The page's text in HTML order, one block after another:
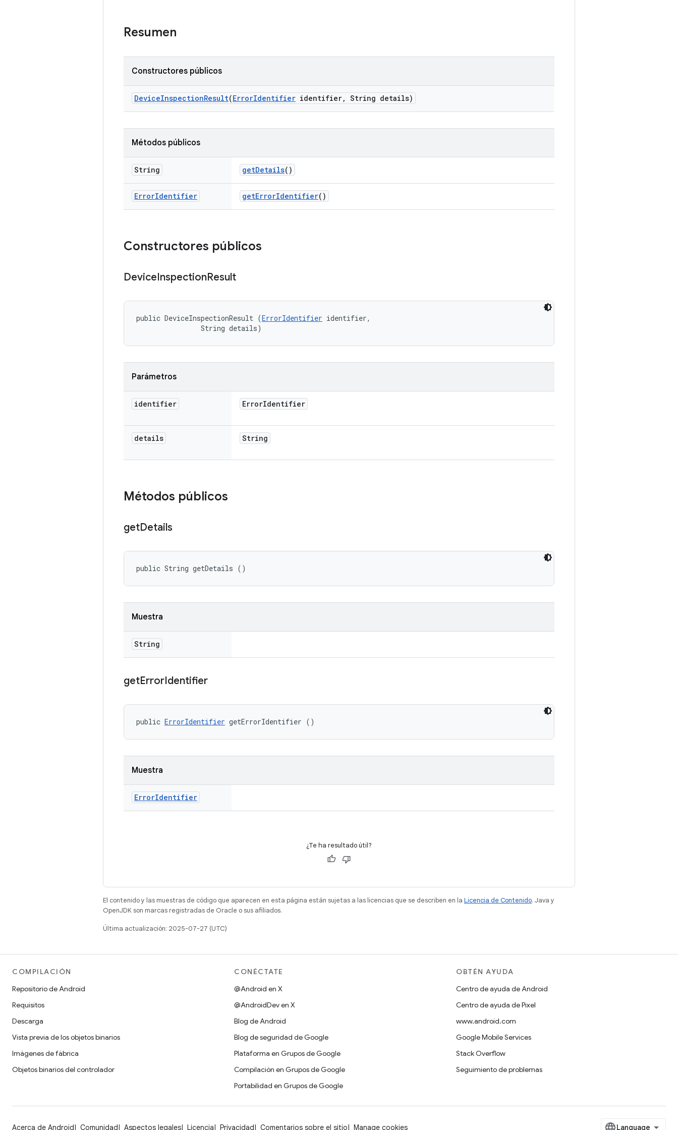
Resumen
Constructores públicos
DeviceInspectionResult(ErrorIdentifier identifier, String details)
Métodos públicos
String getDetails()
ErrorIdentifier getErrorIdentifier()
Constructores públicos
DeviceInspectionResult
public DeviceInspectionResult (ErrorIdentifier identifier,
                String details)
Parámetros
identifier ErrorIdentifier
details String
Métodos públicos
getDetails
public String getDetails ()
Muestra
String
getErrorIdentifier
public ErrorIdentifier getErrorIdentifier ()
Muestra
ErrorIdentifier
¿Te ha resultado útil?
El contenido y las muestras de código que aparecen en esta página están sujetas a las licencias que se describen en la Licencia de Contenido. Java y
OpenJDK son marcas registradas de Oracle o sus afiliados.
Última actualización: 2025-07-27 (UTC)
COMPILACIÓN
Repositorio de Android
Requisitos
Descarga
Vista previa de los objetos binarios
Imágenes de fábrica
Objetos binarios del controlador
CONÉCTATE
@Android en X
@AndroidDev en X
Blog de Android
Blog de seguridad de Google
Plataforma en Grupos de Google
Compilación en Grupos de Google
Portabilidad en Grupos de Google
OBTÉN AYUDA
Centro de ayuda de Android
Centro de ayuda de Pixel
www.android.com
Google Mobile Services
Stack Overflow
Seguimiento de problemas
Acerca de Android Comunidad Aspectos legales Licencia Privacidad Comentarios sobre el sitio Manage cookies